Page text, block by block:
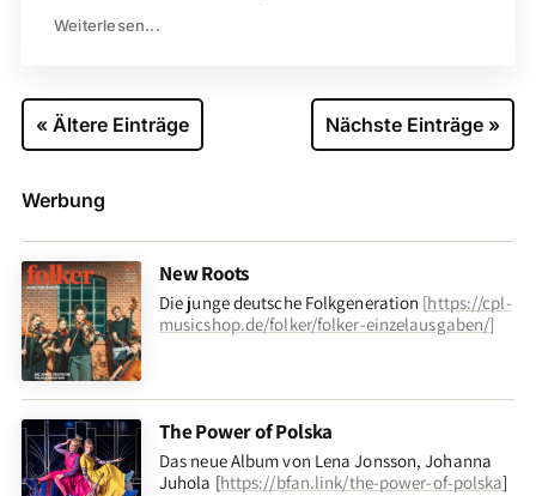
Weiterlesen...
« Ältere Einträge Nächste Einträge »
Werbung
New Roots
Die junge deutsche Folkgeneration [https://cpl-
musicshop.de/folker/folker-einzelausgaben/]
The Power of Polska
Das neue Album von Lena Jonsson, Johanna
Juhola [https://bfan.link/the-power-of-polska]